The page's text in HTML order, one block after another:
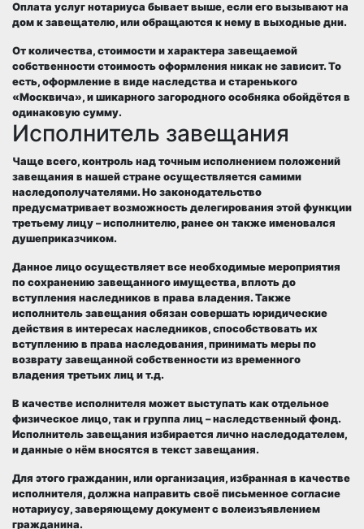
Оплата услуг нотариуса бывает выше, если его вызывают на
дом к завещателю, или обращаются к нему в выходные дни.
От количества, стоимости и характера завещаемой
собственности стоимость оформления никак не зависит. То
есть, оформление в виде наследства и старенького
«Москвича», и шикарного загородного особняка обойдётся в
одинаковую сумму.
Исполнитель завещания
Чаще всего, контроль над точным исполнением положений
завещания в нашей стране осуществляется самими
наследополучателями. Но законодательство
предусматривает возможность делегирования этой функции
третьему лицу – исполнителю, ранее он также именовался
душеприказчиком.
Данное лицо осуществляет все необходимые мероприятия
по сохранению завещанного имущества, вплоть до
вступления наследников в права владения. Также
исполнитель завещания обязан совершать юридические
действия в интересах наследников, способствовать их
вступлению в права наследования, принимать меры по
возврату завещанной собственности из временного
владения третьих лиц и т.д.
В качестве исполнителя может выступать как отдельное
физическое лицо, так и группа лиц – наследственный фонд.
Исполнитель завещания избирается лично наследодателем,
и данные о нём вносятся в текст завещания.
Для этого гражданин, или организация, избранная в качестве
исполнителя, должна направить своё письменное согласие
нотариусу, заверяющему документ с волеизъявлением
гражданина.